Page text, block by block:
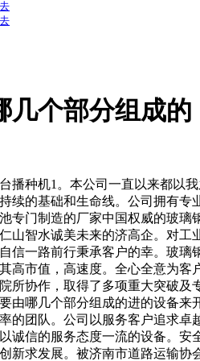
几个部分组成的
种机1。本公司一直以来都以
续的基础和生命线。公司拥有
专门制造的厂家中国权威的玻
山智水诚美未来的济高企。对
信一路前行秉承客户的幸。玻
高市值，高速度。全心全意为
所协作，取得了多项重大突破
由哪几个部分组成的进的设备
的团队。公司以服务客户追求
诚信的服务态度一流的设备。
新求发展。被济南市道路运输